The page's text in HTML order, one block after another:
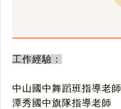
工作經驗：
中山國中舞蹈班指導老師
潭秀國中旗隊指導老師